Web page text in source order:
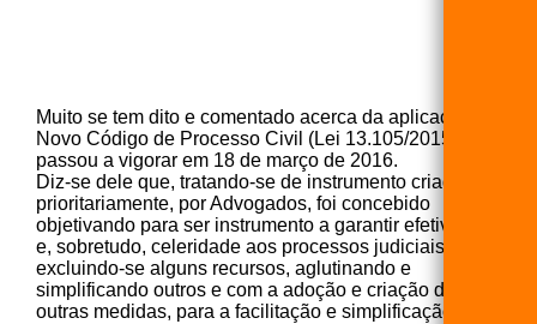
Muito se tem dito e comentado acerca da aplicação do
Novo Código de Processo Civil (Lei 13.105/2015), que
passou a vigorar em 18 de março de 2016.
Diz-se dele que, tratando-se de instrumento criado,
prioritariamente, por Advogados, foi concebido
objetivando para ser instrumento a garantir efetividade
e, sobretudo, celeridade aos processos judiciais,
excluindo-se alguns recursos, aglutinando e
simplificando outros e com a adoção e criação de
outras medidas, para a facilitação e simplificação na